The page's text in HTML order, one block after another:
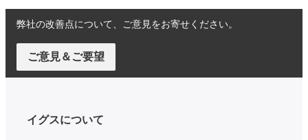
弊社の改善点について、ご意見をお寄せください。
ご意見＆ご要望
イグスについて